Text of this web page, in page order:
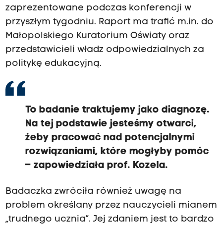
zaprezentowane podczas konferencji w
przyszłym tygodniu. Raport ma trafić m.in. do
Małopolskiego Kuratorium Oświaty oraz
przedstawicieli władz odpowiedzialnych za
politykę edukacyjną.
To badanie traktujemy jako diagnozę.
Na tej podstawie jesteśmy otwarci,
żeby pracować nad potencjalnymi
rozwiązaniami, które mogłyby pomóc
– zapowiedziała prof. Kozela.
Badaczka zwróciła również uwagę na
problem określany przez nauczycieli mianem
„trudnego ucznia”. Jej zdaniem jest to bardzo